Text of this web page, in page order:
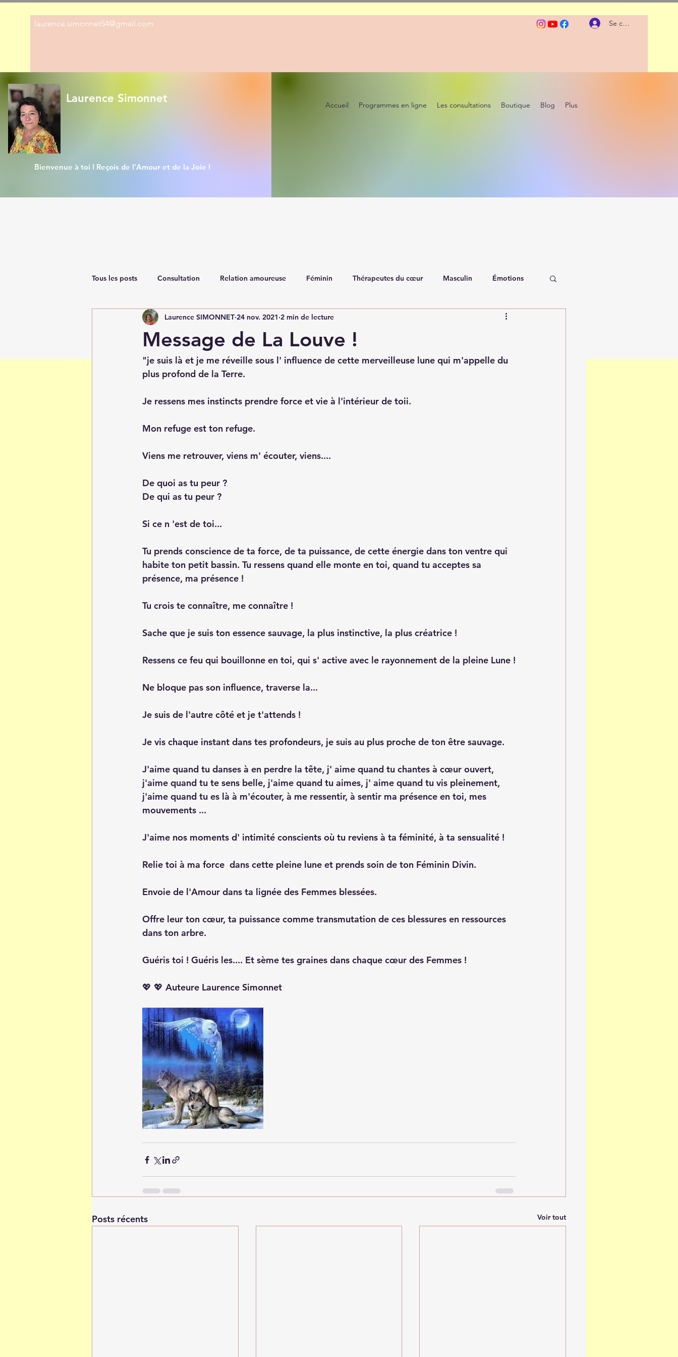
laurence.simonnet54@gmail.com Se connecter
Laurence Simonnet
Bienvenue à toi ! Reçois de l'Amour et de la Joie !
Accueil Programmes en ligne Les consultations Boutique Blog Plus
Tous les posts Consultation Relation amoureuse Féminin Thérapeutes du cœur Masculin Émotions
Renaissance
Message de La Louve !
Laurence SIMONNET 24 nov. 2021 2 min de lecture
"je suis là et je me réveille sous l' influence de cette merveilleuse lune qui m'appelle du
plus profond de la Terre.
Je ressens mes instincts prendre force et vie à l'intérieur de toii.
Mon refuge est ton refuge.
Viens me retrouver, viens m' écouter, viens....
De quoi as tu peur ?
De qui as tu peur ?
Si ce n 'est de toi...
Tu prends conscience de ta force, de ta puissance, de cette énergie dans ton ventre qui
habite ton petit bassin. Tu ressens quand elle monte en toi, quand tu acceptes sa
présence, ma présence !
Tu crois te connaître, me connaître !
Sache que je suis ton essence sauvage, la plus instinctive, la plus créatrice !
Ressens ce feu qui bouillonne en toi, qui s' active avec le rayonnement de la pleine Lune !
Ne bloque pas son influence, traverse la...
Je suis de l'autre côté et je t'attends !
Je vis chaque instant dans tes profondeurs, je suis au plus proche de ton être sauvage.
J'aime quand tu danses à en perdre la tête, j' aime quand tu chantes à cœur ouvert,
j'aime quand tu te sens belle, j'aime quand tu aimes, j' aime quand tu vis pleinement,
j'aime quand tu es là à m'écouter, à me ressentir, à sentir ma présence en toi, mes
mouvements ...
J'aime nos moments d' intimité conscients où tu reviens à ta féminité, à ta sensualité !
Relie toi à ma force  dans cette pleine lune et prends soin de ton Féminin Divin.
Envoie de l'Amour dans ta lignée des Femmes blessées.
Offre leur ton cœur, ta puissance comme transmutation de ces blessures en ressources
dans ton arbre.
Guéris toi ! Guéris les.... Et sème tes graines dans chaque cœur des Femmes !
💖 💖 Auteure Laurence Simonnet
Posts récents Voir tout